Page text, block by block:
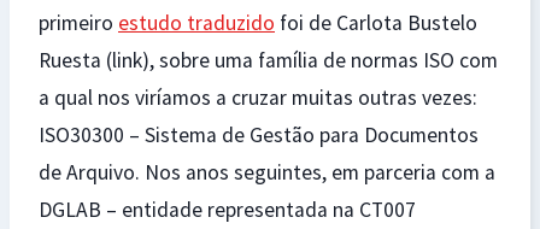
primeiro estudo traduzido foi de Carlota Bustelo
Ruesta (link), sobre uma família de normas ISO com
a qual nos viríamos a cruzar muitas outras vezes:
ISO30300 – Sistema de Gestão para Documentos
de Arquivo. Nos anos seguintes, em parceria com a
DGLAB – entidade representada na CT007